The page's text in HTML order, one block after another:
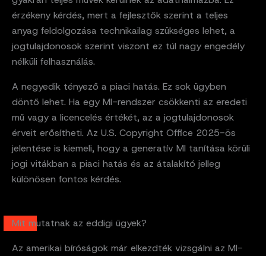
érzékeny kérdés, mert a fejlesztők szerint a teljes
anyag feldolgozása technikailag szükséges lehet, a
jogtulajdonosok szerint viszont ez túl nagy engedély
nélküli felhasználás.
A negyedik tényező a piaci hatás. Ez sok ügyben
döntő lehet. Ha egy MI-rendszer csökkenti az eredeti
mű vagy a licencelés értékét, az a jogtulajdonosok
érveit erősítheti. Az U.S. Copyright Office 2025-ös
jelentése is kiemeli, hogy a generatív MI tanítása körüli
jogi vitákban a piaci hatás és az átalakító jelleg
különösen fontos kérdés.
Mit mutatnak az eddigi ügyek?
Az amerikai bíróságok már elkezdték vizsgálni az MI-